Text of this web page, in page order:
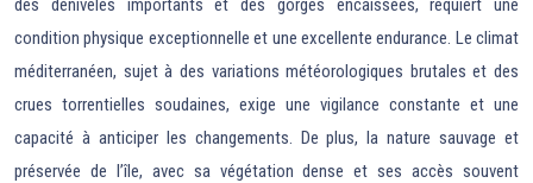
des dénivelés importants et des gorges encaissées, requiert une
condition physique exceptionnelle et une excellente endurance. Le climat
méditerranéen, sujet à des variations météorologiques brutales et des
crues torrentielles soudaines, exige une vigilance constante et une
capacité à anticiper les changements. De plus, la nature sauvage et
préservée de l’île, avec sa végétation dense et ses accès souvent